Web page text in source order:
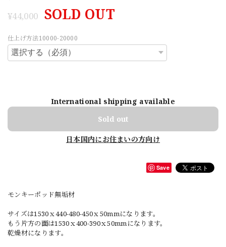
¥44,000 SOLD OUT
仕上げ方法10000-20000
International shipping available
Sold out
日本国内にお住まいの方向け
Save
モンキーポッド無垢材
サイズは1530ｘ440-480-450ｘ50mmになります。
もう片方の面は1530ｘ400-390ｘ50mmになります。
乾燥材になります。